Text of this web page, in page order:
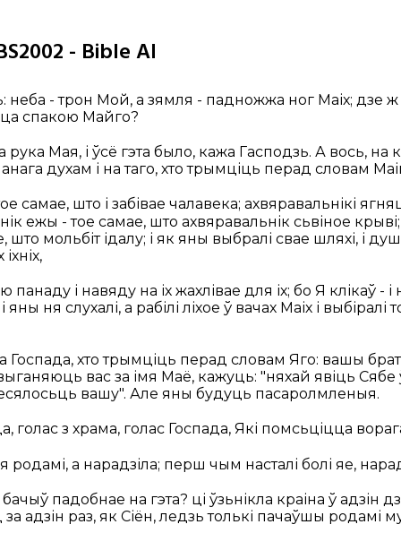
- Bible AI
неба - трон Мой, а зямля - падножжа ног Маіх; дзе
спакою Майго?
рука Мая, і ўсё гэта было, кажа Гасподзь. А вось, на
духам і на таго, хто трымціць перад словам
самае, што і забівае чалавека; ахвяравальнікі
ежы - тое самае, што ахвяравальнік сьвіное крыві;
што мольбіт ідалу; і як яны выбралі свае шляхі, і
панаду і навяду на іх жахлівае для іх; бо Я клікаў -
яны ня слухалі, а рабілі ліхое ў вачах Маіх і выбіралі
Госпада, хто трымціць перад словам Яго: вашы
вас за імя Маё, кажуць: "няхай явіць Сябе
вашу". Але яны будуць пасаролмленыя.
голас з храма, голас Госпада, Які помсьціцца
а нарадзіла; перш чым насталі болі яе,
бачыў падобнае на гэта? ці ўзьнікла краіна ў адзін
адзін раз, як Сіён, ледзь толькі пачаўшы родамі